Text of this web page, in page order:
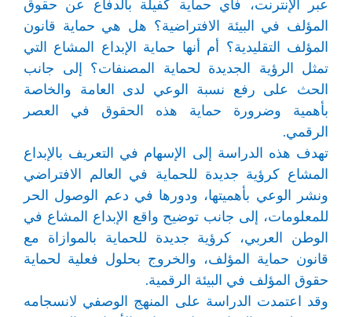
عبر الإنترنت، فأي حماية كفيلة بالدفاع عن حقوق
المؤلف في البيئة الافتراضية؟ هل هي حماية قانون
المؤلف التقليدية؟ أم أنها حماية الإبداع المشاع التي
تمثل الرؤية الجديدة لحماية المصنفات؟ إلى جانب
الحث على رفع نسبة الوعي لدى العامة والخاصة
بأهمية وضرورة حماية هذه الحقوق في العصر
الرقمي.
تهدف هذه الدراسة إلى الإسهام في التعريف بالإبداع
المشاع كرؤية جديدة للحماية في العالم الافتراضي
ونشر الوعي بأهميتها، ودورها في دعم الوصول الحر
للمعلومات، إلى جانب توضيح واقع الإبداع المشاع في
الوطن العربي، كرؤية جديدة للحماية بالموازاة مع
قانون حماية المؤلف، والخروج بحلول فعلية لحماية
حقوق المؤلف في البيئة الرقمية.
وقد اعتمدت الدراسة على المنهج الوصفي لانسجامه